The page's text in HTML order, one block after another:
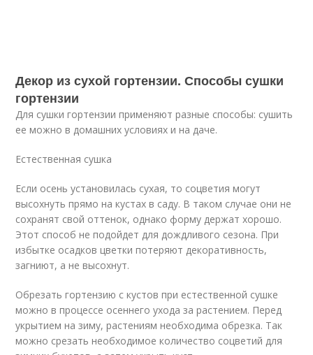
Декор из сухой гортензии. Способы сушки
гортензии
Для сушки гортензии применяют разные способы: сушить
ее можно в домашних условиях и на даче.
Естественная сушка
Если осень установилась сухая, то соцветия могут
высохнуть прямо на кустах в саду. В таком случае они не
сохранят свой оттенок, однако форму держат хорошо.
Этот способ не подойдет для дождливого сезона. При
избытке осадков цветки потеряют декоративность,
загниют, а не высохнут.
Обрезать гортензию с кустов при естественной сушке
можно в процессе осеннего ухода за растением. Перед
укрытием на зиму, растениям необходима обрезка. Так
можно срезать необходимое количество соцветий для